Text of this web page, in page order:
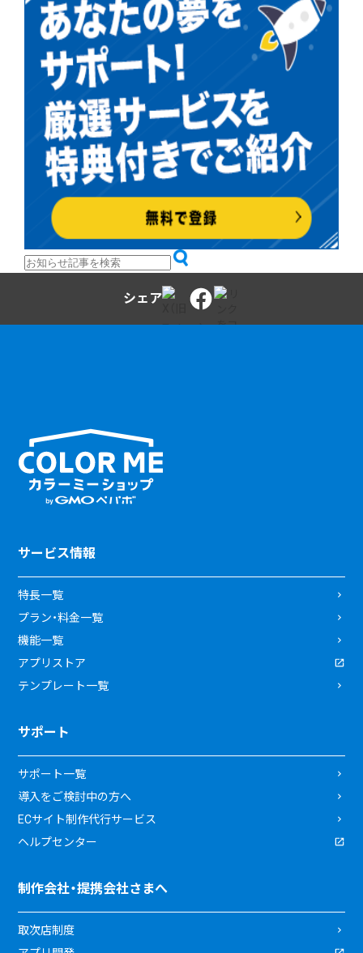
シェア
サービス情報
特長一覧
プラン・料金一覧
機能一覧
アプリストア
テンプレート一覧
サポート
サポート一覧
導入をご検討中の方へ
ECサイト制作代行サービス
ヘルプセンター
制作会社・提携会社さまへ
取次店制度